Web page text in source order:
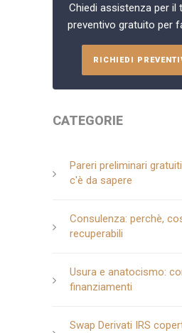
Chiedi assistenza per il
preventivo gratuito per
RICHIEDI
CATEGORIE
Pareri preliminari
c'è da sapere
Consulenza: perchè,
recuperabili
Usura e anatocismo:
finanziamenti
Swap Derivati IRS